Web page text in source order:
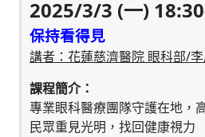
2025/3/3 (一)
保持看得見
講者：花蓮慈濟醫院 眼科部/
課程簡介：
專業眼科醫療團隊守護在地，
民眾重見光明，找回健康視力